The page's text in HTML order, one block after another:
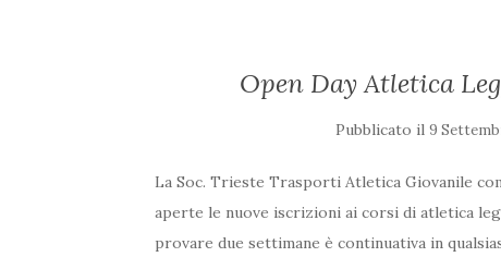
Open Day Atletica
Pubblicato il9
La Soc. Trieste Trasporti Atletica Giovanile
aperte le nuove iscrizioni ai corsi di atletica
provare due settimane è continuativa in